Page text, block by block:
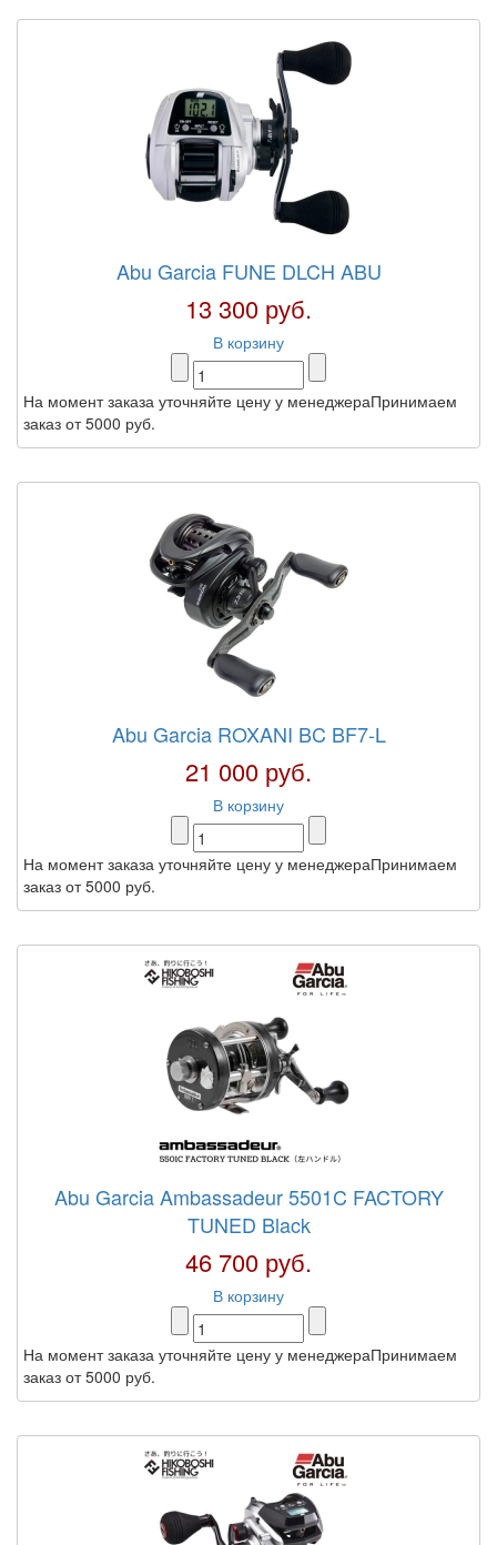
Abu Garcia FUNE DLCH ABU
13 300 руб.
В корзину
На момент заказа уточняйте цену у менеджераПринимаем
заказ от 5000 руб.
Abu Garcia ROXANI BC BF7-L
21 000 руб.
В корзину
На момент заказа уточняйте цену у менеджераПринимаем
заказ от 5000 руб.
Abu Garcia Ambassadeur 5501C FACTORY
TUNED Black
46 700 руб.
В корзину
На момент заказа уточняйте цену у менеджераПринимаем
заказ от 5000 руб.